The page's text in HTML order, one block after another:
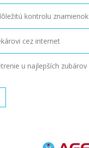
kontrolu znamienok
cez internet
u najlepších zubárov